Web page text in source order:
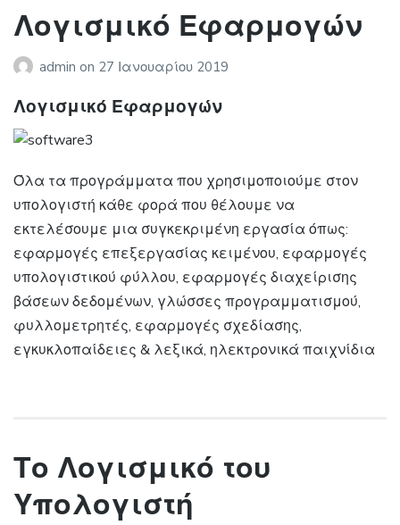
Λογισμικό Εφαρμογών
admin on 27 Ιανουαρίου 2019
Λογισμικό Εφαρμογών
Όλα τα προγράμματα που χρησιμοποιούμε στον
υπολογιστή κάθε φορά που θέλουμε να
εκτελέσουμε μια συγκεκριμένη εργασία όπως:
εφαρμογές επεξεργασίας κειμένου, εφαρμογές
υπολογιστικού φύλλου, εφαρμογές διαχείρισης
βάσεων δεδομένων, γλώσσες προγραμματισμού,
φυλλομετρητές, εφαρμογές σχεδίασης,
εγκυκλοπαίδειες & λεξικά, ηλεκτρονικά παιχνίδια
Το Λογισμικό του
Υπολογιστή